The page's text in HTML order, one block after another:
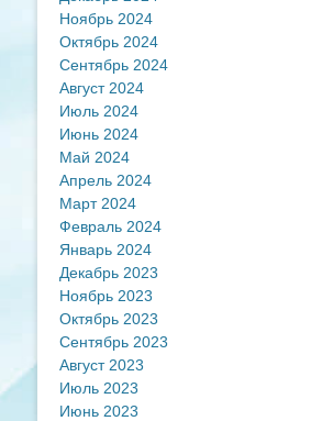
Ноябрь 2024
Октябрь 2024
Сентябрь 2024
Август 2024
Июль 2024
Июнь 2024
Май 2024
Апрель 2024
Март 2024
Февраль 2024
Январь 2024
Декабрь 2023
Ноябрь 2023
Октябрь 2023
Сентябрь 2023
Август 2023
Июль 2023
Июнь 2023